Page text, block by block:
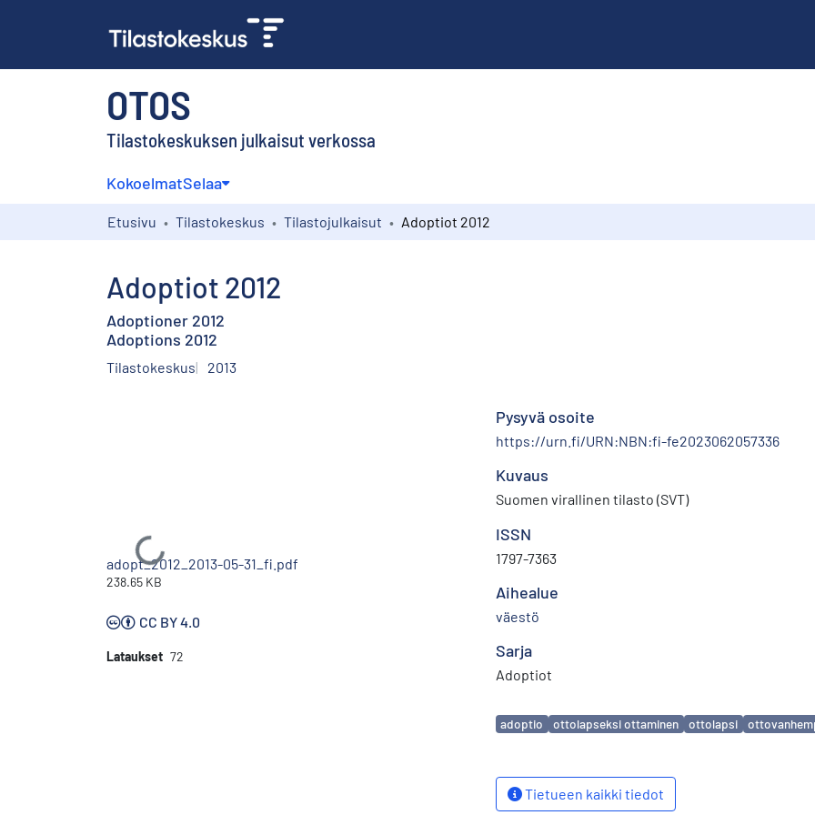
OTOS
Tilastokeskuksen julkaisut verkossa
KokoelmatSelaa
Etusivu Tilastokeskus Tilastojulkaisut Adoptiot 2012
Adoptiot 2012
Adoptioner 2012
Adoptions 2012
Tilastokeskus 2013
Ladataan...
adopt_2012_2013-05-31_fi.pdf
238.65 KB
CC BY 4.0
Lataukset 72
Pysyvä osoite
https://urn.fi/URN:NBN:fi-fe2023062057336
Kuvaus
Suomen virallinen tilasto (SVT)
ISSN
1797-7363
Aihealue
väestö
Sarja
Adoptiot
Avainsanat
adoptio ottolapseksi ottaminen ottolapsi
Tietueen kaikki tiedot